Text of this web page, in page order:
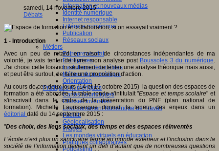
Information et nouveaux médias
Identité numérique
Internet responsable
Littératie numérique
Publication
Réseaux sociaux
Métiers
Entrepreneuriat
Entreprises
Evolutions des métiers
Métiers du numérique
Orientation
Pratiques numériques
Cartes heuristiques
Classes inversées
Environnement Numérique de Travail
Fablab
Géolocalisation
Images
Les mondes virtuels en éducation
Pratiques collaboratives
Podcasting
samedi, 14 novembre 2015
Débats
1 - Introduction
Avec un peu de retard, en raison de circonstances indépendantes de ma
volonté, je vais tenter de livrer mon analyse post Boussoles 3 du numérique.
J'ai choisi cette fois non seulement de tenter une analyse théorique mais aussi,
et peut être surtout, de faire une proposition d'action.
Au cours de ces deux jours (14 et 15 octobre 2015) la question des espaces de
formation a été abordée, la table ronde s'intitulait "Espace et temps scolaire" et
s'inscrivait dans le cadre de la présentation du PNF (plan national de
formation). Michelle Laurissergue donnait la teneur des enjeux dans un
éditorial daté du 14 septembre 2015 :
"Des choix, des liens sociaux, des temps et des espaces réinventés
L’école n’est plus un sanctuaire fermé au monde extérieur et l’inclusion dans la
société de l’information devient un défi d’autant que de nombreuses questions